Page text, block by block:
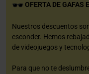
OFERTA DE GAFAS
Nuestros descuentos
esconder. Hemos
de videojuegos y
Para que no te